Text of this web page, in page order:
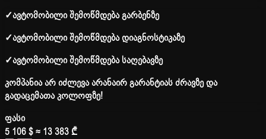
✓ავტომობილი შემოწმდება გარბენზე
✓ავტომობილი შემოწმდება დიაგნოსტიკაზე
✓ავტომობილი შემოწმდება საღებავზე
კომპანია არ იძლევა არანაირ გარანტიას ძრავზე და
გადაცემათა კოლოფზე!
ფასი
5 106 $≈ 13 383 ₾